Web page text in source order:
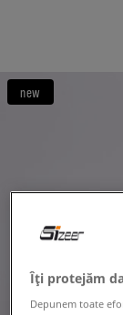
new
Îți protejăm
Depunem toate